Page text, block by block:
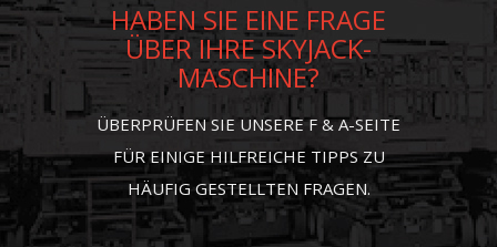
HABEN SIE EINE FRAGE
ÜBER IHRE SKYJACK-
MASCHINE?
ÜBERPRÜFEN SIE UNSERE F & A-SEITE
FÜR EINIGE HILFREICHE TIPPS ZU
HÄUFIG GESTELLTEN FRAGEN.